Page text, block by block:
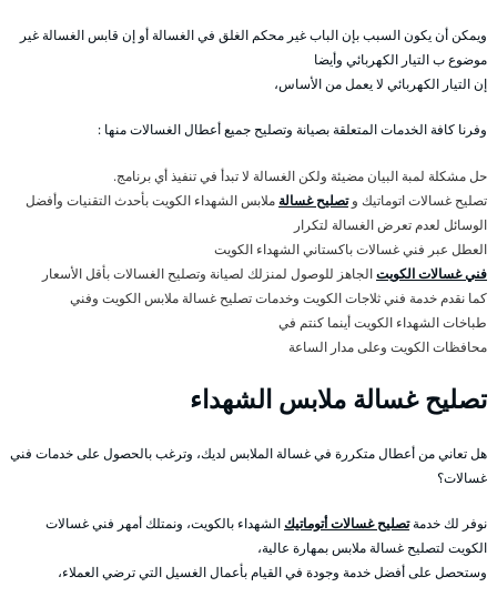
ويمكن أن يكون السبب بإن الباب غير محكم الغلق في الغسالة أو إن قابس الغسالة غير
موضوع ب التيار الكهربائي وأيضا
إن التيار الكهربائي لا يعمل من الأساس،
وفرنا كافة الخدمات المتعلقة بصيانة وتصليح جميع أعطال الغسالات منها :
حل مشكلة لمبة البيان مضيئة ولكن الغسالة لا تبدأ في تنفيذ أي برنامج.
تصليح غسالات اتوماتيك وتصليح غسالة ملابس الشهداء الكويت بأحدث التقنيات وأفضل
الوسائل لعدم تعرض الغسالة لتكرار
العطل عبر فني غسالات باكستاني الشهداء الكويت
فني غسالات الكويتالجاهز للوصول لمنزلك لصيانة وتصليح الغسالات بأقل الأسعار
كما نقدم خدمة فني ثلاجات الكويت وخدمات تصليح غسالة ملابس الكويت وفني
طباخات الشهداء الكويت أينما كنتم في
محافظات الكويت وعلى مدار الساعة
تصليح غسالة ملابس الشهداء
هل تعاني من أعطال متكررة في غسالة الملابس لديك، وترغب بالحصول على خدمات فني
غسالات؟
نوفر لك خدمةتصليح غسالات أتوماتيك الشهداء بالكويت، ونمتلك أمهر فني غسالات
الكويت لتصليح غسالة ملابس بمهارة عالية،
وستحصل على أفضل خدمة وجودة في القيام بأعمال الغسيل التي ترضي العملاء،